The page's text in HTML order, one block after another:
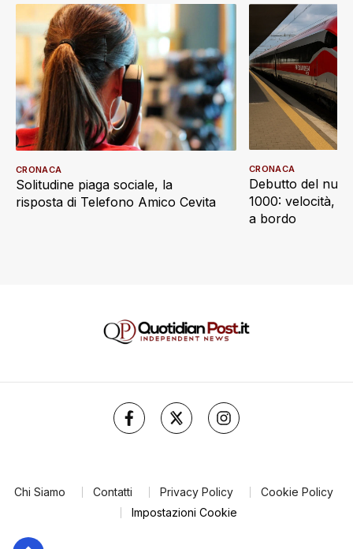
Solitudine piaga sociale, la
risposta di Telefono Amico Cevita
CRONACA
Debutto del
1000: velocità,
a bordo
CRONACA
Chi Siamo Contatti Privacy Policy
Cookie Policy
Impostazioni Cookie